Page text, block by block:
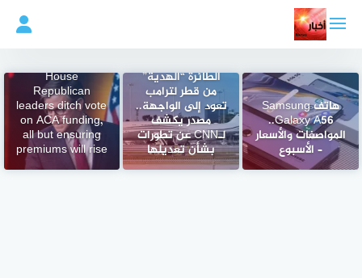
المحتوى
هاتف Samsung
Galaxy A56..
المواصفات والأسعار
– الأسبوع
الطائرة “الهدية”
من قطر لترامب
تعود إلى الواجهة..
مصدر يكشف
لـCNN عن تطورات
بشأن تعديلها
House
Republican
leaders ditch vote
on ACA funding,
all but ensuring
premiums will rise